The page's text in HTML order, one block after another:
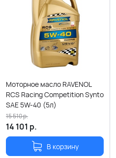
Моторное масло RAVENOL
RCS Racing Competition Synto
SAE 5W-40 (5л)
14 101 р.
15 510р.
В корзину